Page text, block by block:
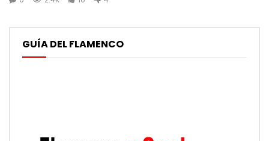
GUÍA DEL FLAMENCO